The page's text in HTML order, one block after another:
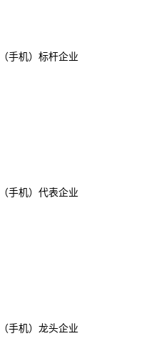
机）标杆企业
机）代表企业
机）龙头企业